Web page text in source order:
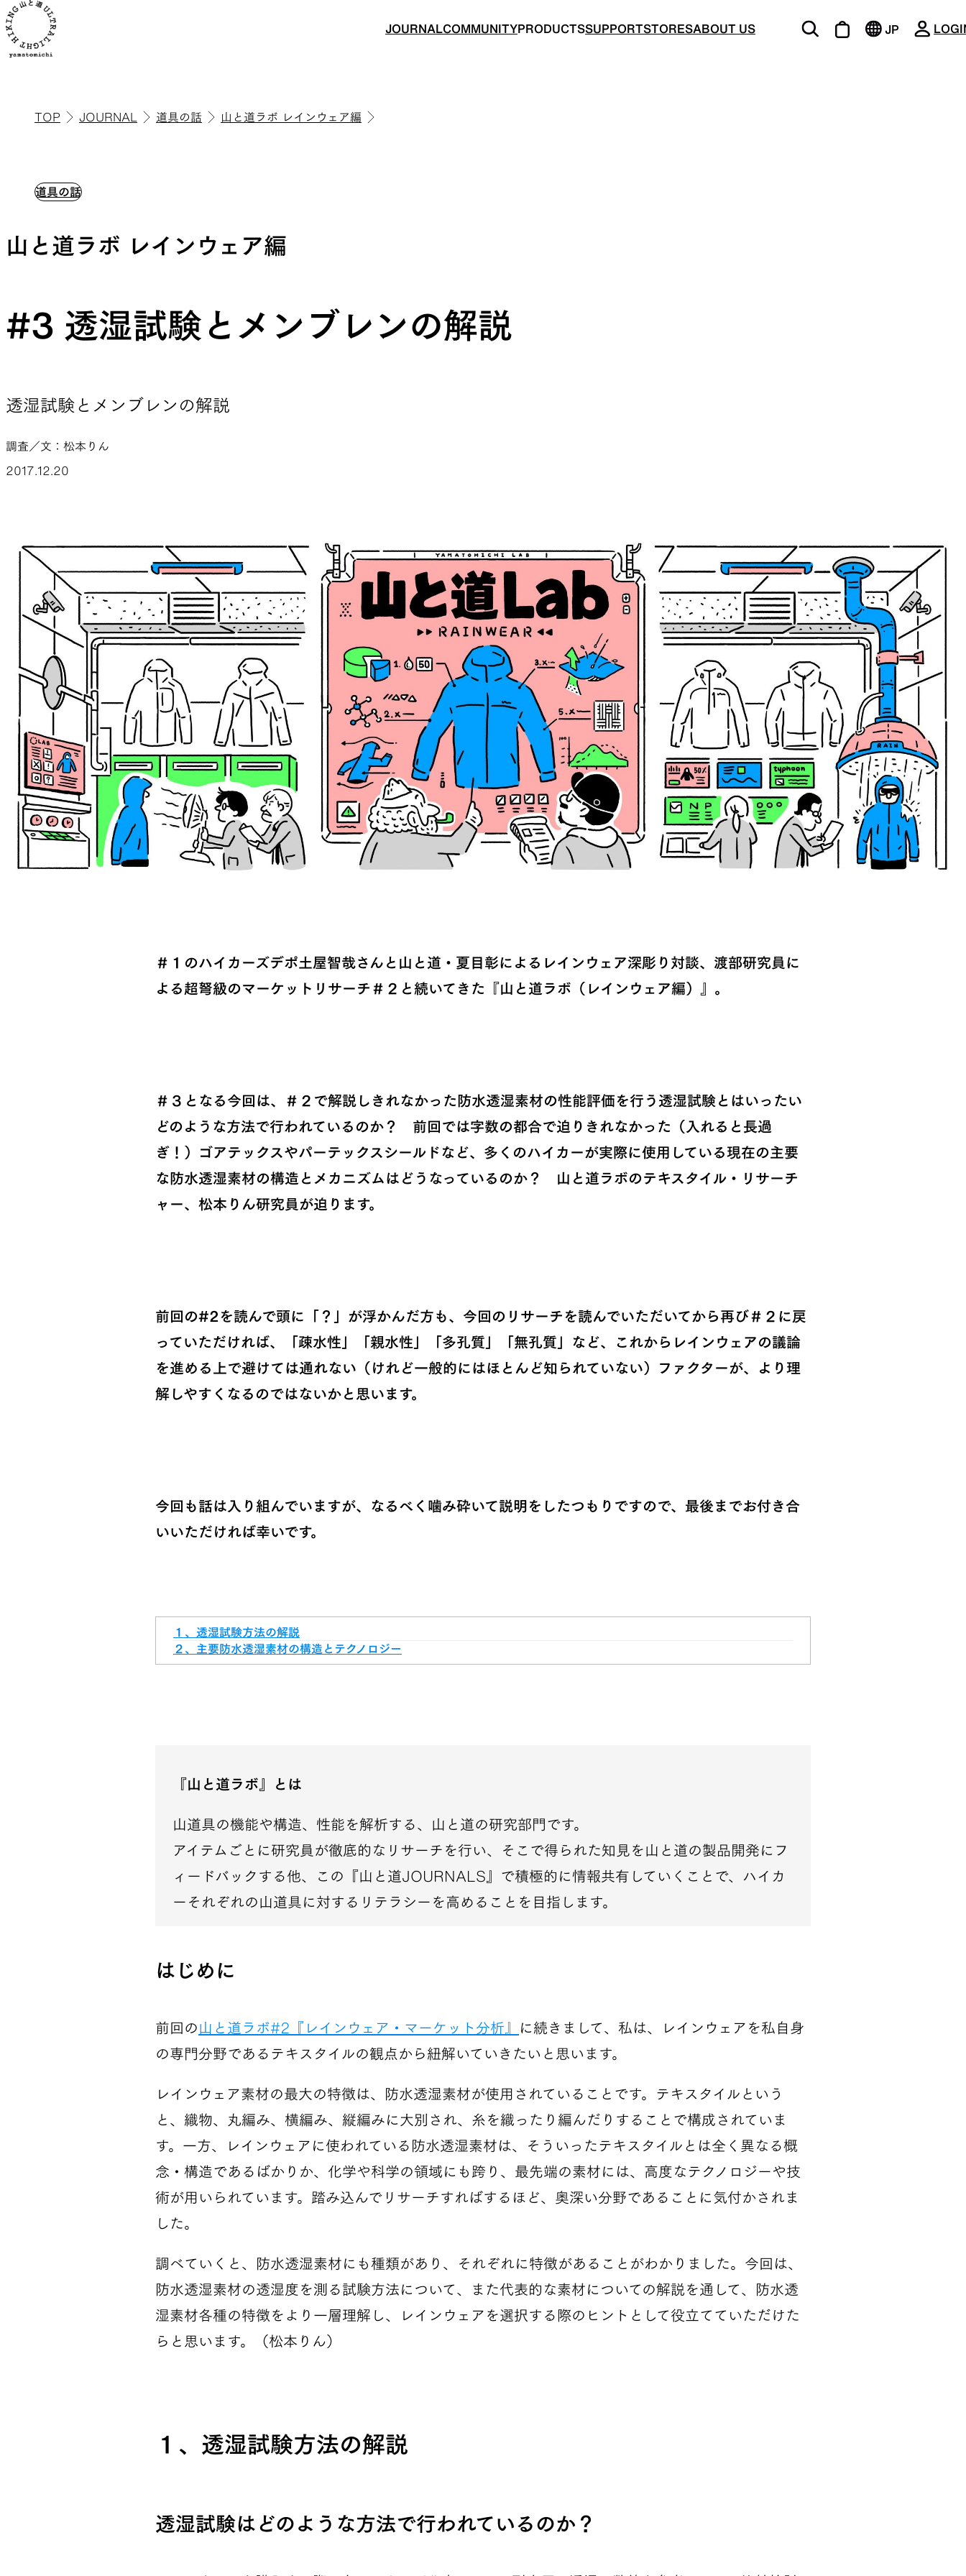
CLOSE
JP
JOURNAL COMMUNITYPRODUCTSSUPPORTSTORESABOUT US
ALL
全ての製品を見る
ULハイキングのためのバックパック
最軽量のスリーピングパッド 補修用パッチとバックパックのパーツ 機能を拡張する道具 製品ロスをなくすための特別販売
TOP JOURNAL 道具の話 山と道ラボ レインウェア編
道具の話
山と道ラボ レインウェア編
#3 透湿試験とメンブレンの解説
透湿試験とメンブレンの解説
調査／文：松本りん
2017.12.20
＃１のハイカーズデポ土屋智哉さんと山と道・夏目彰によるレインウェア深彫り対談、渡部研究員に
よる超弩級のマーケットリサーチ＃２と続いてきた『山と道ラボ（レインウェア編）』。
＃３となる今回は、＃２で解説しきれなかった防水透湿素材の性能評価を行う透湿試験とはいったい
どのような方法で行われているのか？ 前回では字数の都合で迫りきれなかった（入れると長過
ぎ！）ゴアテックスやパーテックスシールドなど、多くのハイカーが実際に使用している現在の主要
な防水透湿素材の構造とメカニズムはどうなっているのか？ 山と道ラボのテキスタイル・リサーチ
ャー、松本りん研究員が迫ります。
前回の#2を読んで頭に「？」が浮かんだ方も、今回のリサーチを読んでいただいてから再び＃２に戻
っていただければ、「疎水性」「親水性」「多孔質」「無孔質」など、これからレインウェアの議論
を進める上で避けては通れない（けれど一般的にはほとんど知られていない）ファクターが、より理
解しやすくなるのではないかと思います。
今回も話は入り組んでいますが、なるべく噛み砕いて説明をしたつもりですので、最後までお付き合
いいただければ幸いです。
１、透湿試験方法の解説
２、主要防水透湿素材の構造とテクノロジー
『山と道ラボ』とは
山道具の機能や構造、性能を解析する、山と道の研究部門です。
アイテムごとに研究員が徹底的なリサーチを行い、そこで得られた知見を山と道の製品開発にフ
ィードバックする他、この『山と道JOURNALS』で積極的に情報共有していくことで、ハイカ
ーそれぞれの山道具に対するリテラシーを高めることを目指します。
はじめに
前回の 山と道ラボ#2『レインウェア・マーケット分析』
に続きまして、私は、レインウェアを私自身
の専門分野であるテキスタイルの観点から紐解いていきたいと思います。
レインウェア素材の最大の特徴は、防水透湿素材が使用されていることです。テキスタイルという
と、織物、丸編み、横編み、縦編みに大別され、糸を織ったり編んだりすることで構成されていま
す。一方、レインウェアに使われている防水透湿素材は、そういったテキスタイルとは全く異なる概
念・構造であるばかりか、化学や科学の領域にも跨り、最先端の素材には、高度なテクノロジーや技
術が用いられています。踏み込んでリサーチすればするほど、奥深い分野であることに気付かされま
した。
調べていくと、防水透湿素材にも種類があり、それぞれに特徴があることがわかりました。今回は、
防水透湿素材の透湿度を測る試験方法について、また代表的な素材についての解説を通して、防水透
湿素材各種の特徴をより一層理解し、レインウェアを選択する際のヒントとして役立てていただけた
らと思います。（松本りん）
１、透湿試験方法の解説
透湿試験はどのような方法で行われているのか？